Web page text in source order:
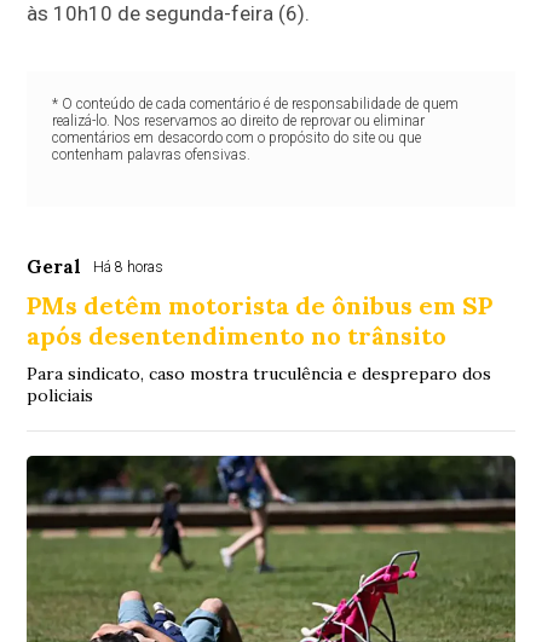
às 10h10 de segunda-feira (6).
* O conteúdo de cada comentário é de responsabilidade de quem
realizá-lo. Nos reservamos ao direito de reprovar ou eliminar
comentários em desacordo com o propósito do site ou que
contenham palavras ofensivas.
Geral Há 8 horas
PMs detêm motorista de ônibus em SP
após desentendimento no trânsito
Para sindicato, caso mostra truculência e despreparo dos
policiais